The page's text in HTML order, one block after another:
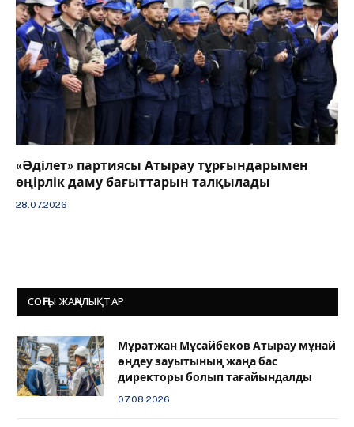
«Әділет» партиясы Атырау тұрғындарымен
өңірлік даму бағыттарын талқылады
28.07.2026
СОҢҒЫ ЖАҢАЛЫҚТАР
Мұратжан Мұсайбеков Атырау мұнай
өңдеу зауытының жаңа бас
директоры болып тағайындалды
07.08.2026